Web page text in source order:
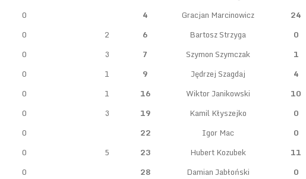
0
0
2
0
3
0
1
0
1
0
3
0
0
5
0
4
Gracjan Marcinowicz 24
6
Bartosz Strzyga 0
7
Szymon Szymczak 1
9
Jędrzej Szagdaj 4
16
Wiktor Janikowski 10
19
Kamil Kłyszejko 0
22
Igor Mac 0
23
Hubert Kozubek 11
28
Damian Jabłoński 0